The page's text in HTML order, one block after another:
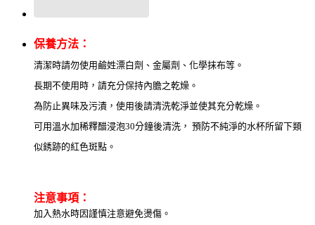
保養方法：
清潔時請勿使用鹼姓漂白劑、金屬劑、化學抹布等。
長期不使用時，請充分保持內膽之乾燥。
為防止異味及污漬，使用後請清洗乾淨並使其充分乾燥。
可用溫水加稀釋醋浸泡30分鐘後清洗， 預防不純淨的水杯所留下類
似銹跡的紅色斑點。
注意事項：
加入熱水時因謹慎注意避免燙傷。